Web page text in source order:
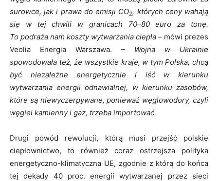
surowce, jak i prawa do emisji CO2, których ceny wahają
się w tej chwili w granicach 70–80 euro za tonę.
To podraża nam koszty wytwarzania ciepła – mówi prezes
Veolia Energia Warszawa. – Wojna w Ukrainie
spowodowała też, że wszystkie kraje, w tym Polska, chcą
być niezależne energetycznie i iść w kierunku
wytwarzania energii odnawialnej, w kierunku zasobów,
które są niewyczerpywane, ponieważ węglowodory, czyli
węgiel kamienny i gaz, trzeba importować.
Drugi powód rewolucji, którą musi przejść polskie
ciepłownictwo, to również coraz ostrzejsza polityka
energetyczno-klimatyczna UE, zgodnie z którą do końca
tej dekady 40 proc. energii wytwarzanej przez sieci